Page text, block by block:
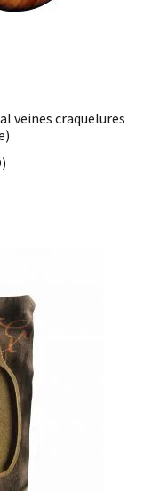
veines craquelures
)